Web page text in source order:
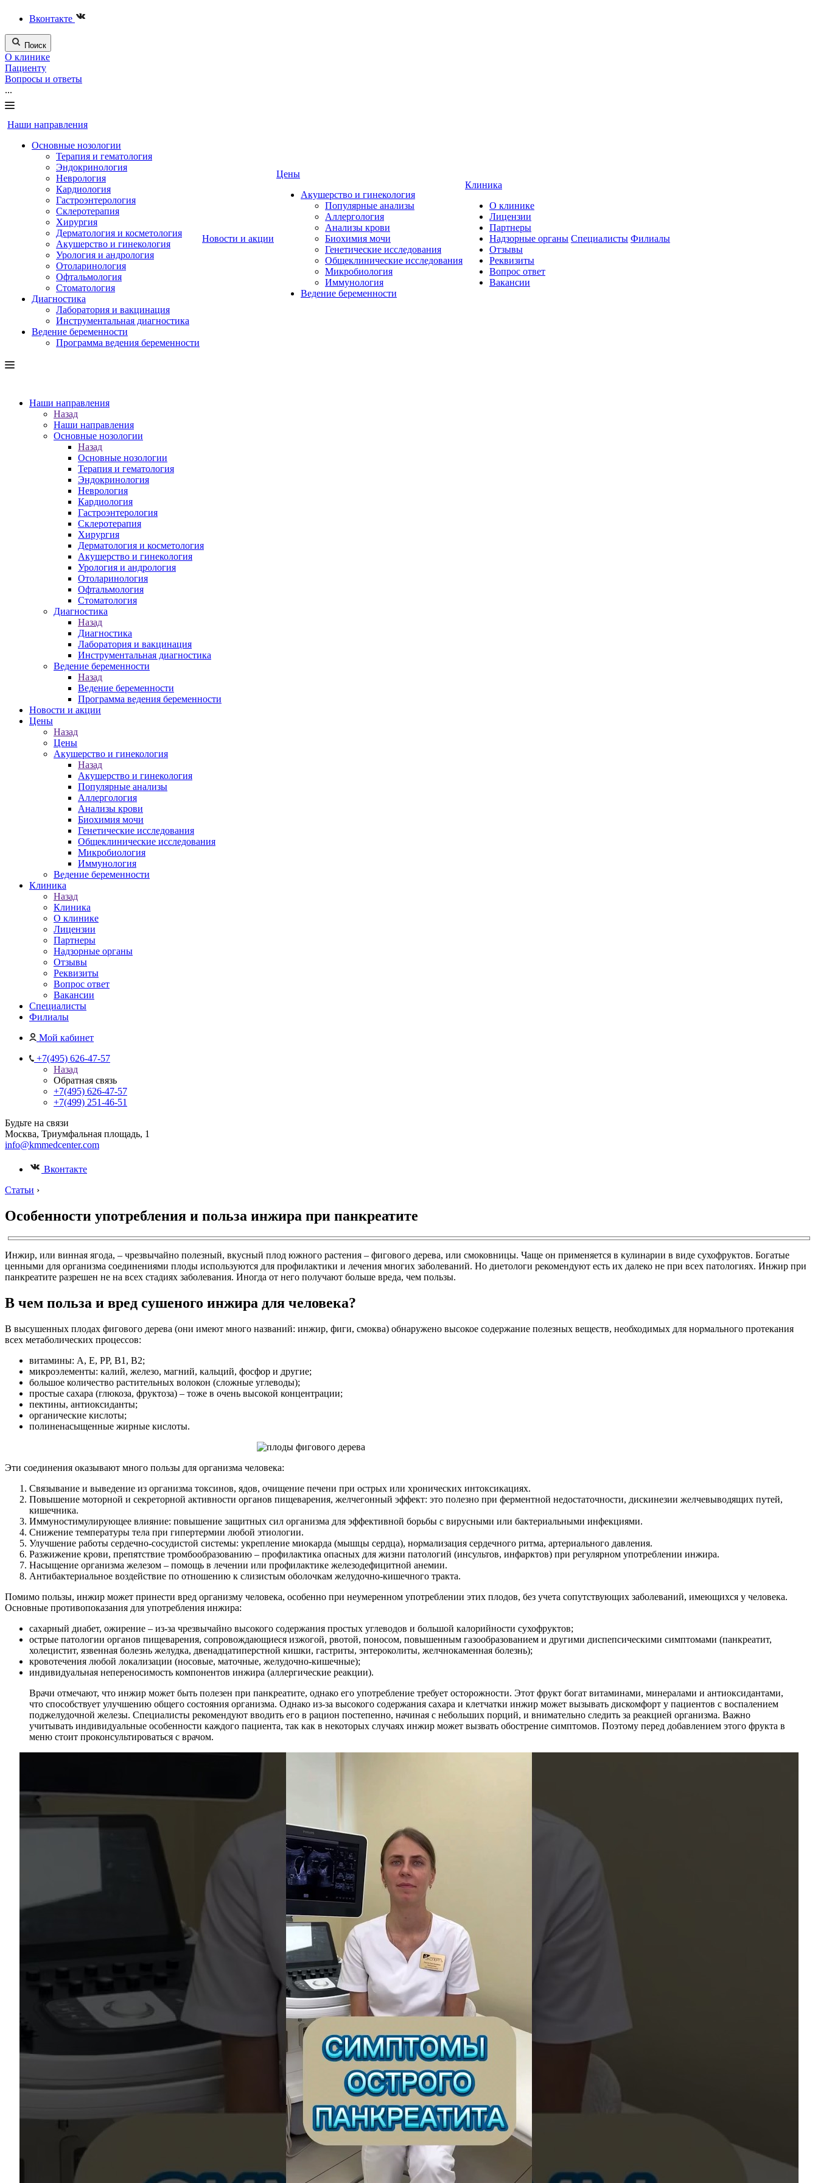
Вконтакте
Поиск
О клинике
Пациенту
Вопросы и ответы
...
Наши направления
Основные нозологии
Терапия и гематология
Эндокринология
Неврология
Кардиология
Гастроэнтерология
Склеротерапия
Хирургия
Дерматология и косметология
Акушерство и гинекология
Урология и андрология
Отоларинология
Офтальмология
Стоматология
Диагностика
Лаборатория и вакцинация
Инструментальная диагностика
Ведение беременности
Программа ведения беременности
Новости и акции
Цены
Акушерство и гинекология
Популярные анализы
Аллергология
Анализы крови
Биохимия мочи
Генетические исследования
Общеклинические исследования
Микробиология
Иммунология
Ведение беременности
Клиника
О клинике
Лицензии
Партнеры
Надзорные органы
Отзывы
Реквизиты
Вопрос ответ
Вакансии
Специалисты Филиалы
Наши направления
Назад
Наши направления
Основные нозологии
Назад
Основные нозологии
Терапия и гематология
Эндокринология
Неврология
Кардиология
Гастроэнтерология
Склеротерапия
Хирургия
Дерматология и косметология
Акушерство и гинекология
Урология и андрология
Отоларинология
Офтальмология
Стоматология
Диагностика
Назад
Диагностика
Лаборатория и вакцинация
Инструментальная диагностика
Ведение беременности
Назад
Ведение беременности
Программа ведения беременности
Новости и акции
Цены
Назад
Цены
Акушерство и гинекология
Назад
Акушерство и гинекология
Популярные анализы
Аллергология
Анализы крови
Биохимия мочи
Генетические исследования
Общеклинические исследования
Микробиология
Иммунология
Ведение беременности
Клиника
Назад
Клиника
О клинике
Лицензии
Партнеры
Надзорные органы
Отзывы
Реквизиты
Вопрос ответ
Вакансии
Специалисты
Филиалы
Мой кабинет
+7(495) 626-47-57
Назад
Обратная связь
+7(495) 626-47-57
+7(499) 251-46-51
Будьте на связи
Москва, Триумфальная площадь, 1
info@kmmedcenter.com
Вконтакте
Статьи ›
Особенности употребления и польза инжира при панкреатите
Инжир, или винная ягода, – чрезвычайно полезный, вкусный плод южного растения – фигового дерева, или смоковницы. Чаще он применяется в кулинарии в виде сухофруктов. Богатые
ценными для организма соединениями плоды используются для профилактики и лечения многих заболеваний. Но диетологи рекомендуют есть их далеко не при всех патологиях. Инжир при
панкреатите разрешен не на всех стадиях заболевания. Иногда от него получают больше вреда, чем пользы.
В чем польза и вред сушеного инжира для человека?
В высушенных плодах фигового дерева (они имеют много названий: инжир, фиги, смоква) обнаружено высокое содержание полезных веществ, необходимых для нормального протекания
всех метаболических процессов:
витамины: A, E, PP, B1, B2;
микроэлементы: калий, железо, магний, кальций, фосфор и другие;
большое количество растительных волокон (сложные углеводы);
простые сахара (глюкоза, фруктоза) – тоже в очень высокой концентрации;
пектины, антиоксиданты;
органические кислоты;
полиненасыщенные жирные кислоты.
Эти соединения оказывают много пользы для организма человека:
Связывание и выведение из организма токсинов, ядов, очищение печени при острых или хронических интоксикациях.
Повышение моторной и секреторной активности органов пищеварения, желчегонный эффект: это полезно при ферментной недостаточности, дискинезии желчевыводящих путей,
кишечника.
Иммуностимулирующее влияние: повышение защитных сил организма для эффективной борьбы с вирусными или бактериальными инфекциями.
Снижение температуры тела при гипертермии любой этиологии.
Улучшение работы сердечно-сосудистой системы: укрепление миокарда (мышцы сердца), нормализация сердечного ритма, артериального давления.
Разжижение крови, препятствие тромбообразованию – профилактика опасных для жизни патологий (инсультов, инфарктов) при регулярном употреблении инжира.
Насыщение организма железом – помощь в лечении или профилактике железодефицитной анемии.
Антибактериальное воздействие по отношению к слизистым оболочкам желудочно-кишечного тракта.
Помимо пользы, инжир может принести вред организму человека, особенно при неумеренном употреблении этих плодов, без учета сопутствующих заболеваний, имеющихся у человека.
Основные противопоказания для употребления инжира:
сахарный диабет, ожирение – из-за чрезвычайно высокого содержания простых углеводов и большой калорийности сухофруктов;
острые патологии органов пищеварения, сопровождающиеся изжогой, рвотой, поносом, повышенным газообразованием и другими диспепсическими симптомами (панкреатит,
холецистит, язвенная болезнь желудка, двенадцатиперстной кишки, гастриты, энтероколиты, желчнокаменная болезнь);
кровотечения любой локализации (носовые, маточные, желудочно-кишечные);
индивидуальная непереносимость компонентов инжира (аллергические реакции).
Врачи отмечают, что инжир может быть полезен при панкреатите, однако его употребление требует осторожности. Этот фрукт богат витаминами, минералами и антиоксидантами,
что способствует улучшению общего состояния организма. Однако из-за высокого содержания сахара и клетчатки инжир может вызывать дискомфорт у пациентов с воспалением
поджелудочной железы. Специалисты рекомендуют вводить его в рацион постепенно, начиная с небольших порций, и внимательно следить за реакцией организма. Важно
учитывать индивидуальные особенности каждого пациента, так как в некоторых случаях инжир может вызвать обострение симптомов. Поэтому перед добавлением этого фрукта в
меню стоит проконсультироваться с врачом.